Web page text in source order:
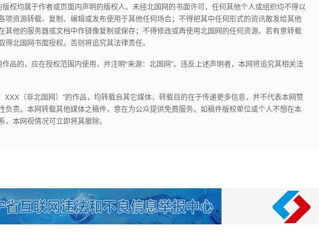
权均属于作者或页面内声明的版权人。未经北国网的书面许可，任何其他个人或组织均不得以
项资源转载、复制、编辑或发布使用于其他任何场合；不得把其中任何形式的资讯散发给其他
其他的服务器或文档中作镜像复制或保存；不得修改或再使用北国网的任何资源。若有意转载
得北国网书面授权。否则将追究其法律责任。
品的，应在授权范围内使用，并注明“来源：北国网”。违反上述声明者，本网将追究其相关法
XXX（非北国网）”的作品，均转载自其它媒体，转载目的在于传递更多信息，并不代表本网赞
负责。本网转载其他媒体之稿件，意在为公众提供免费服务。如稿件版权单位或个人不想在本
，本网视情况可立即将其撤除。